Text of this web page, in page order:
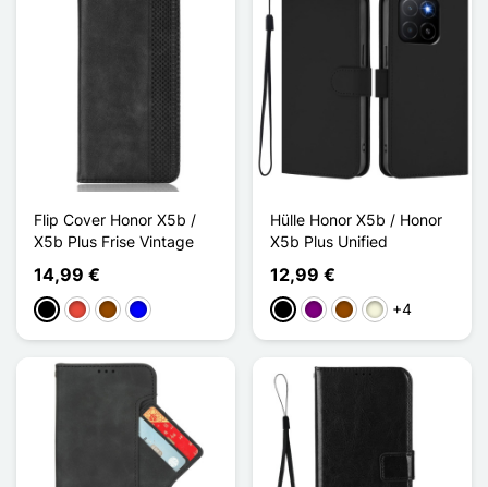
Flip Cover Honor X5b /
X5b Plus Frise Vintage
14,99 €
Schwarz
Rot BraunBlau
Hülle Honor X5b / Honor
X5b Plus Unified
12,99 €
Schwarz
ViolettBraunBeige
+4